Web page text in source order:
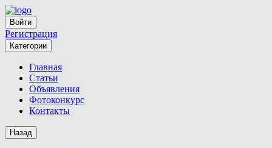
Войти
Регистрация
Категории
Главная
Статьи
Объявления
Фотоконкурс
Контакты
Назад